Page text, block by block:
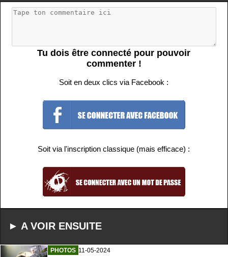
Tu dois être connecté pour pouvoir
commenter !
Soit en deux clics via Facebook :
Soit via l'inscription classique (mais efficace) :
► A VOIR ENSUITE
PHOTOS 11-05-2024